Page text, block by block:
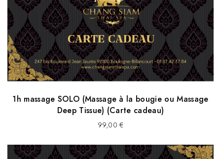
1h massage SOLO (Massage à la bougie ou Massage
Deep Tissue) (Carte cadeau)
99,00€